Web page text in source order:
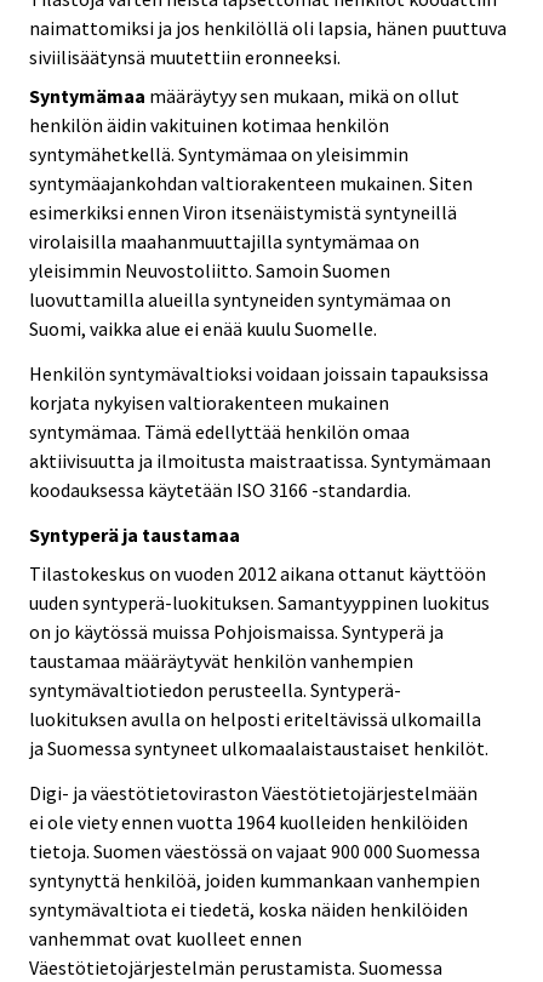
naimattomiksi ja jos henkilöllä oli lapsia, hänen puuttuva
siviilisäätynsä muutettiin eronneeksi.
Syntymämaa määräytyy sen mukaan, mikä on ollut
henkilön äidin vakituinen kotimaa henkilön
syntymähetkellä. Syntymämaa on yleisimmin
syntymäajankohdan valtiorakenteen mukainen. Siten
esimerkiksi ennen Viron itsenäistymistä syntyneillä
virolaisilla maahanmuuttajilla syntymämaa on
yleisimmin Neuvostoliitto. Samoin Suomen
luovuttamilla alueilla syntyneiden syntymämaa on
Suomi, vaikka alue ei enää kuulu Suomelle.
Henkilön syntymävaltioksi voidaan joissain tapauksissa
korjata nykyisen valtiorakenteen mukainen
syntymämaa. Tämä edellyttää henkilön omaa
aktiivisuutta ja ilmoitusta maistraatissa. Syntymämaan
koodauksessa käytetään ISO 3166 -standardia.
Syntyperä ja taustamaa
Tilastokeskus on vuoden 2012 aikana ottanut käyttöön
uuden syntyperä-luokituksen. Samantyyppinen luokitus
on jo käytössä muissa Pohjoismaissa. Syntyperä ja
taustamaa määräytyvät henkilön vanhempien
syntymävaltiotiedon perusteella. Syntyperä-
luokituksen avulla on helposti eriteltävissä ulkomailla
ja Suomessa syntyneet ulkomaalaistaustaiset henkilöt.
Digi- ja väestötietoviraston Väestötietojärjestelmään
ei ole viety ennen vuotta 1964 kuolleiden henkilöiden
tietoja. Suomen väestössä on vajaat 900 000 Suomessa
syntynyttä henkilöä, joiden kummankaan vanhempien
syntymävaltiota ei tiedetä, koska näiden henkilöiden
vanhemmat ovat kuolleet ennen
Väestötietojärjestelmän perustamista. Suomessa